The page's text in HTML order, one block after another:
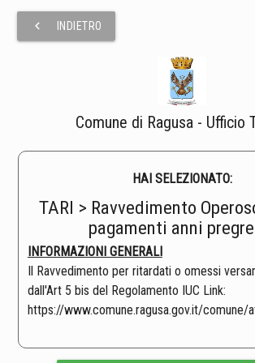
chevron_left INDIETRO
Comune di Ragusa - Ufficio
HAI SELEZIONATO:
TARI > Ravvedimento
pagamenti anni
INFORMAZIONI GENERALI
Il Ravvedimento per ritardati o omessi
dall'Art 5 bis del Regolamento IUC Link:
https://www.comune.ragusa.gov.it/